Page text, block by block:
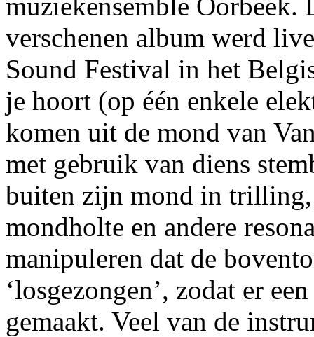
verschenen album werd
Sound Festival in het
je hoort (op één enkele
komen uit de mond van
met gebruik van diens
buiten zijn mond in trilling,
mondholte en andere
manipuleren dat de
‘losgezongen’, zodat er
gemaakt. Veel van de